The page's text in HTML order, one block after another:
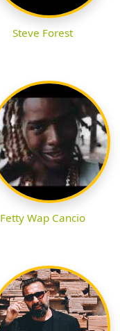
Steve Forest
Fetty Wap Cancio